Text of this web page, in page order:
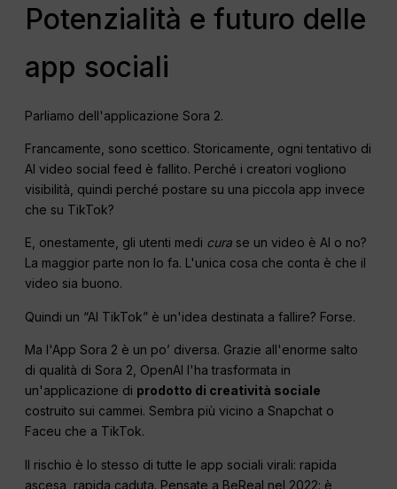
Potenzialità e futuro delle
app sociali
Parliamo dell'applicazione Sora 2.
Francamente, sono scettico. Storicamente, ogni tentativo di
AI video social feed è fallito. Perché i creatori vogliono
visibilità, quindi perché postare su una piccola app invece
che su TikTok?
E, onestamente, gli utenti medi cura se un video è AI o no?
La maggior parte non lo fa. L'unica cosa che conta è che il
video sia buono.
Quindi un “AI TikTok” è un'idea destinata a fallire? Forse.
Ma l'App Sora 2 è un po’ diversa. Grazie all'enorme salto
di qualità di Sora 2, OpenAI l'ha trasformata in
un'applicazione di prodotto di creatività sociale
costruito sui cammei. Sembra più vicino a Snapchat o
Faceu che a TikTok.
Il rischio è lo stesso di tutte le app sociali virali: rapida
ascesa, rapida caduta. Pensate a BeReal nel 2022: è